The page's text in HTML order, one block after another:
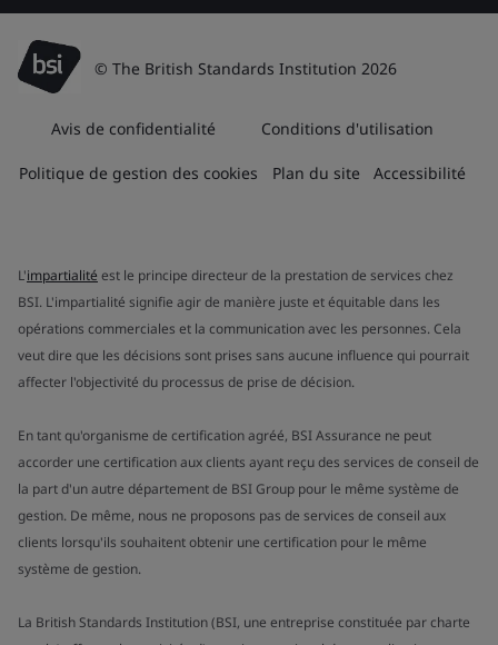
© The British Standards Institution 2026
Avis de confidentialité Conditions d'utilisation
Politique de gestion des cookies Plan du site Accessibilité
L'impartialité est le principe directeur de la prestation de services chez
BSI. L'impartialité signifie agir de manière juste et équitable dans les
opérations commerciales et la communication avec les personnes. Cela
veut dire que les décisions sont prises sans aucune influence qui pourrait
affecter l'objectivité du processus de prise de décision.
En tant qu'organisme de certification agréé, BSI Assurance ne peut
accorder une certification aux clients ayant reçu des services de conseil de
la part d'un autre département de BSI Group pour le même système de
gestion. De même, nous ne proposons pas de services de conseil aux
clients lorsqu'ils souhaitent obtenir une certification pour le même
système de gestion.
La British Standards Institution (BSI, une entreprise constituée par charte